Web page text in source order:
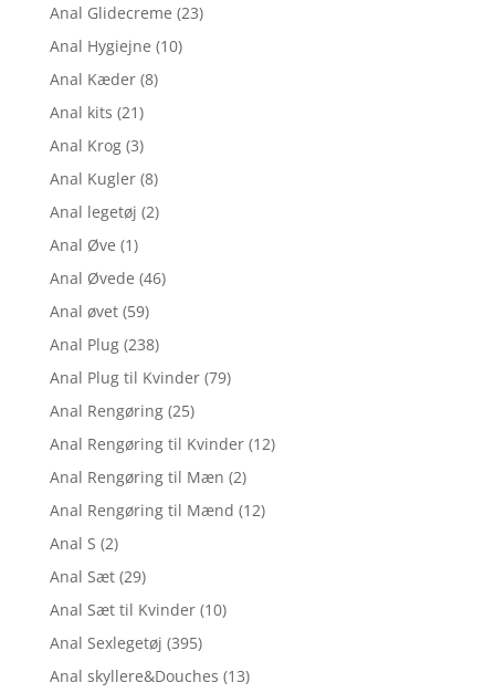
Anal Glidecreme (23)
Anal Hygiejne (10)
Anal Kæder (8)
Anal kits (21)
Anal Krog (3)
Anal Kugler (8)
Anal legetøj (2)
Anal Øve (1)
Anal Øvede (46)
Anal øvet (59)
Anal Plug (238)
Anal Plug til Kvinder (79)
Anal Rengøring (25)
Anal Rengøring til Kvinder (12)
Anal Rengøring til Mæn (2)
Anal Rengøring til Mænd (12)
Anal S (2)
Anal Sæt (29)
Anal Sæt til Kvinder (10)
Anal Sexlegetøj (395)
Anal skyllere&Douches (13)